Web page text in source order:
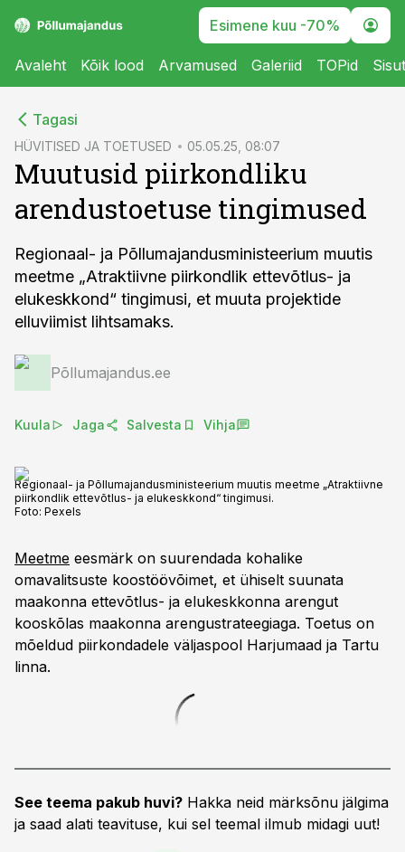
Esimene kuu -70%
Avaleht Kõik lood Arvamused Galeriid TOPid
Tagasi
HÜVITISED JA TOETUSED 05.05.25, 08:07
Muutusid piirkondliku
arendustoetuse tingimused
Regionaal- ja Põllumajandusministeerium muutis
meetme „Atraktiivne piirkondlik ettevõtlus- ja
elukeskkond“ tingimusi, et muuta projektide
elluviimist lihtsamaks.
Põllumajandus.ee
Kuula Jaga Salvesta Vihja
Regionaal- ja Põllumajandusministeerium muutis meetme „Atraktiivne
piirkondlik ettevõtlus- ja elukeskkond“ tingimusi.
Foto: Pexels
Meetme eesmärk on suurendada kohalike
omavalitsuste koostöövõimet, et ühiselt suunata
maakonna ettevõtlus- ja elukeskkonna arengut
kooskõlas maakonna arengustrateegiaga. Toetus on
mõeldud piirkondadele väljaspool Harjumaad ja Tartu
linna.
See teema pakub huvi? Hakka neid märksõnu jälgima
ja saad alati teavituse, kui sel teemal ilmub midagi uut!